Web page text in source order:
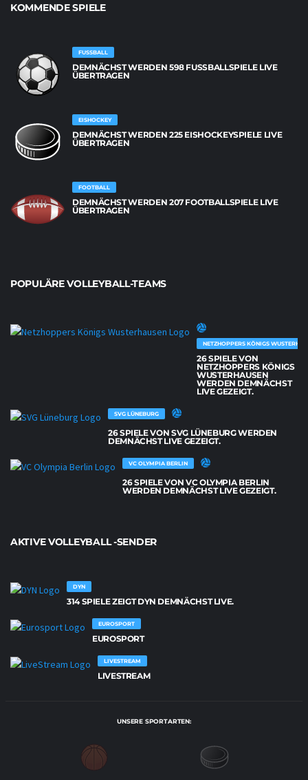
KOMMENDE SPIELE
FUSSBALL
DEMNÄCHST WERDEN 598 FUSSBALLSPIELE LIVE Ü
BERTRAGEN
EISHOCKEY
DEMNÄCHST WERDEN 225 EISHOCKEYSPIELE LIVE
ÜBERTRAGEN
FOOTBALL
DEMNÄCHST WERDEN 207 FOOTBALLSPIELE LIVE
ÜBERTRAGEN
POPULÄRE VOLLEYBALL-TEAMS
NETZHOPPERS KÖNIGS
26 SPIELE VON
NETZHOPPERS KÖNIGS
WUSTERHAUSEN
WERDEN DEMNÄCHST
LIVE GEZEIGT.
SVG LÜNEBURG
26 SPIELE VON SVG LÜNEBURG WERDEN
DEMNÄCHST LIVE GEZEIGT.
VC OLYMPIA BERLIN
26 SPIELE VON VC OLYMPIA BERLIN
WERDEN DEMNÄCHST LIVE GEZEIGT.
AKTIVE VOLLEYBALL -SENDER
DYN
314 SPIELE ZEIGT DYN DEMNÄCHST LIVE.
EUROSPORT
EUROSPORT
LIVESTREAM
LIVESTREAM
UNSERE SPORTARTEN: